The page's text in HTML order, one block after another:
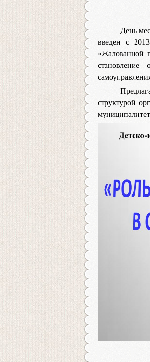
День
введен с
«Жалованной
становление
структурой